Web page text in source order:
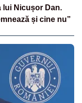
lui Nicușor Dan.
și cine nu”